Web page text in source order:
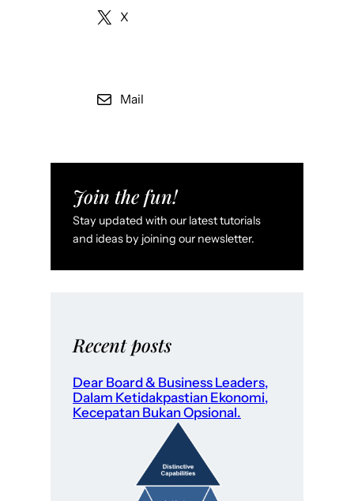
X
Mail
Join the fun!
Stay updated with our latest tutorials
and ideas by joining our newsletter.
Recent posts
Dear Board & Business Leaders,
Dalam Ketidakpastian Ekonomi,
Kecepatan Bukan Opsional.